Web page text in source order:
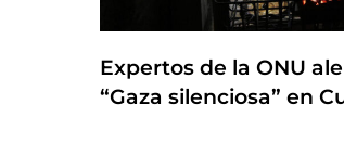
Expertos de la ONU
“Gaza silenciosa” en